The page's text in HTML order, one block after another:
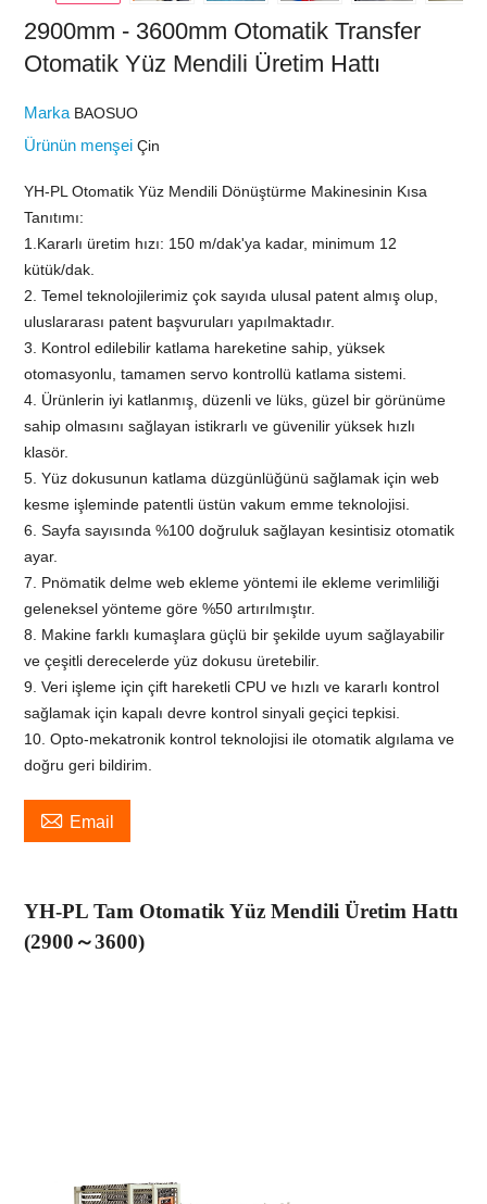
2900mm - 3600mm Otomatik Transfer
Otomatik Yüz Mendili Üretim Hattı
Marka BAOSUO
Ürünün menşeiÇin
YH-PL Otomatik Yüz Mendili Dönüştürme Makinesinin Kısa
Tanıtımı:
1.Kararlı üretim hızı: 150 m/dak'ya kadar, minimum 12
kütük/dak.
2. Temel teknolojilerimiz çok sayıda ulusal patent almış olup,
uluslararası patent başvuruları yapılmaktadır.
3. Kontrol edilebilir katlama hareketine sahip, yüksek
otomasyonlu, tamamen servo kontrollü katlama sistemi.
4. Ürünlerin iyi katlanmış, düzenli ve lüks, güzel bir görünüme
sahip olmasını sağlayan istikrarlı ve güvenilir yüksek hızlı
klasör.
5. Yüz dokusunun katlama düzgünlüğünü sağlamak için web
kesme işleminde patentli üstün vakum emme teknolojisi.
6. Sayfa sayısında %100 doğruluk sağlayan kesintisiz otomatik
ayar.
7. Pnömatik delme web ekleme yöntemi ile ekleme verimliliği
geleneksel yönteme göre %50 artırılmıştır.
8. Makine farklı kumaşlara güçlü bir şekilde uyum sağlayabilir
ve çeşitli derecelerde yüz dokusu üretebilir.
9. Veri işleme için çift hareketli CPU ve hızlı ve kararlı kontrol
sağlamak için kapalı devre kontrol sinyali geçici tepkisi.
10. Opto-mekatronik kontrol teknolojisi ile otomatik algılama ve
doğru geri bildirim.
 Email
YH-PL Tam Otomatik Yüz Mendili Üretim Hattı
(2900 ～3600)